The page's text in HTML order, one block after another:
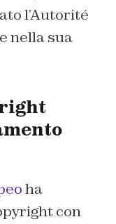
l’Autorité
nella sua
ha
con